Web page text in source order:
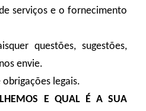
serviços e o fornecimento
questões, sugestões,
envie.
legais.
E QUAL É A SUA